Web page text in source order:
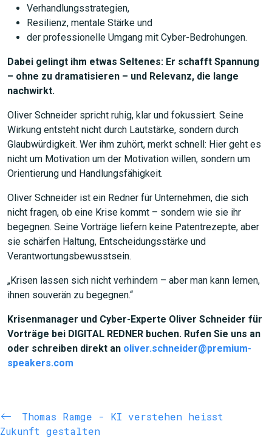
Verhandlungsstrategien,
Resilienz, mentale Stärke und
der professionelle Umgang mit Cyber-Bedrohungen.
Dabei gelingt ihm etwas Seltenes: Er schafft Spannung
– ohne zu dramatisieren – und Relevanz, die lange
nachwirkt.
Oliver Schneider spricht ruhig, klar und fokussiert. Seine
Wirkung entsteht nicht durch Lautstärke, sondern durch
Glaubwürdigkeit. Wer ihm zuhört, merkt schnell: Hier geht es
nicht um Motivation um der Motivation willen, sondern um
Orientierung und Handlungsfähigkeit.
Oliver Schneider ist ein Redner für Unternehmen, die sich
nicht fragen, ob eine Krise kommt – sondern wie sie ihr
begegnen. Seine Vorträge liefern keine Patentrezepte, aber
sie schärfen Haltung, Entscheidungsstärke und
Verantwortungsbewusstsein.
„Krisen lassen sich nicht verhindern – aber man kann lernen,
ihnen souverän zu begegnen.“
Krisenmanager und Cyber-Experte Oliver Schneider für
Vorträge bei DIGITAL REDNER buchen. Rufen Sie uns an
oder schreiben direkt an oliver.schneider@premium-
speakers.com
Thomas Ramge - KI verstehen heisst
Zukunft gestalten